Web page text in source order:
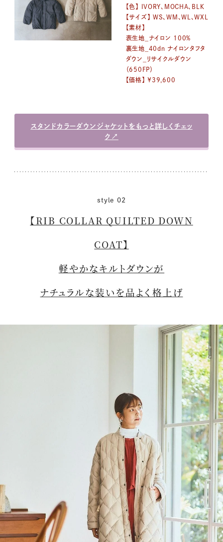
【色】 IVORY、MOCHA、BLK
【サイズ】 WS、WM、WL、WXL
【素材】
表生地_ナイロン 100％
裏生地_40dn ナイロンタフタ
ダウン_リサイクルダウン
（650FP）
【価格】 ￥39,600
スタンドカラーダウンジャケットをもっと詳しくチェッ
ク↗︎
style 02
【RIB COLLAR QUILTED DOWN
COAT】
軽やかなキルトダウンが
ナチュラルな装いを品よく格上げ